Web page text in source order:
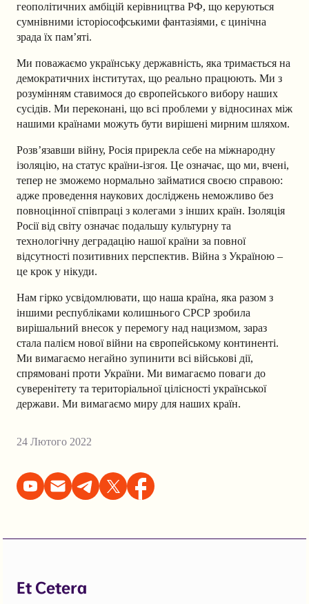
геополітичних амбіцій керівництва РФ, що керуються
сумнівними історіософськими фантазіями, є цинічна
зрада їх пам’яті.
Ми поважаємо українську державність, яка тримається на
демократичних інститутах, що реально працюють. Ми з
розумінням ставимося до європейського вибору наших
сусідів. Ми переконані, що всі проблеми у відносинах між
нашими країнами можуть бути вирішені мирним шляхом.
Розв’язавши війну, Росія прирекла себе на міжнародну
ізоляцію, на статус країни-ізгоя. Це означає, що ми, вчені,
тепер не зможемо нормально займатися своєю справою:
адже проведення наукових досліджень неможливо без
повноцінної співпраці з колегами з інших країн. Ізоляція
Росії від світу означає подальшу культурну та
технологічну деградацію нашої країни за повної
відсутності позитивних перспектив. Війна з Україною –
це крок у нікуди.
Нам гірко усвідомлювати, що наша країна, яка разом з
іншими республіками колишнього СРСР зробила
вирішальний внесок у перемогу над нацизмом, зараз
стала палієм нової війни на європейському континенті.
Ми вимагаємо негайно зупинити всі військові дії,
спрямовані проти України. Ми вимагаємо поваги до
суверенітету та територіальної цілісності української
держави. Ми вимагаємо миру для наших країн.
24 Лютого 2022
Et Cetera